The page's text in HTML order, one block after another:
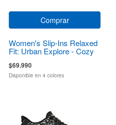
Comprar
Women's Slip-Ins Relaxed
Fit: Urban Explore - Cozy
$69.990
Disponible en 4 colores